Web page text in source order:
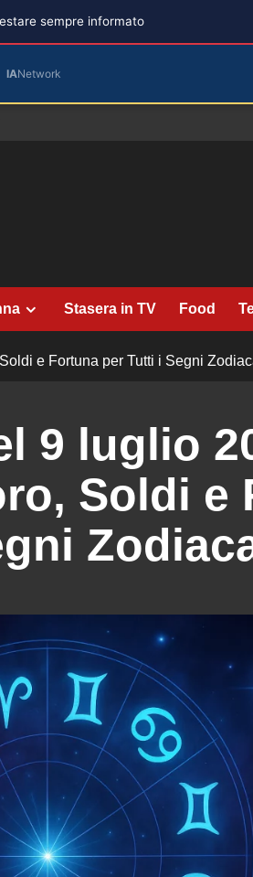
Stasera in TV Food
e Fortuna per Tutti i Segni
9 luglio
Soldi e
sempre informato
IANetwork